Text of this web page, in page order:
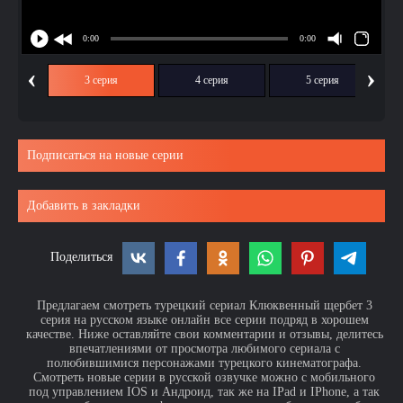
‹ 3 серия 4 серия 5 серия ›
Подписаться на новые серии
Добавить в закладки
Поделиться
Предлагаем смотреть турецкий сериал Клюквенный щербет 3
серия на русском языке онлайн все серии подряд в хорошем
качестве. Ниже оставляйте свои комментарии и отзывы, делитесь
впечатлениями от просмотра любимого сериала с
полюбившимися персонажами турецкого кинематографа.
Смотреть новые серии в русской озвучке можно с мобильного
под управлением IOS и Андроид, так же на IPad и IPhone, а так